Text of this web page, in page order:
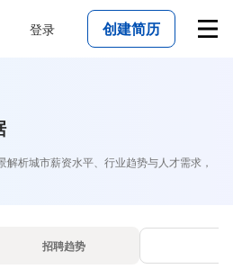
登录 创建简历
析城市薪资水平、行业趋势与人才需求，
招聘趋势